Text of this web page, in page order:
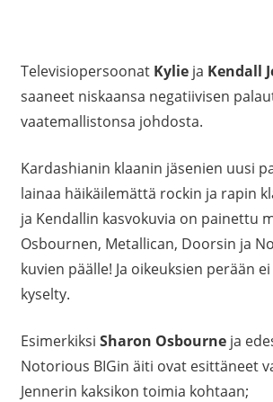
Televisiopersoonat Kylieja Kendall
saaneet niskaansa negatiivisen
vaatemallistonsa johdosta.
Kardashianin klaanin jäsenien uusi
lainaa häikäilemättä rockin ja rapin
ja Kendallin kasvokuvia on painettu
Osbournen, Metallican, Doorsin ja
kuvien päälle! Ja oikeuksien perään
kyselty.
Esimerkiksi Sharon Osbourneja
Notorious BIGin äiti ovat esittäneet
Jennerin kaksikon toimia kohtaan;